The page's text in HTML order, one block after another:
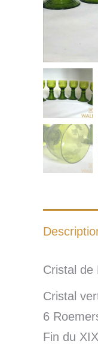
Cristal de
Cristal
6
Fin du